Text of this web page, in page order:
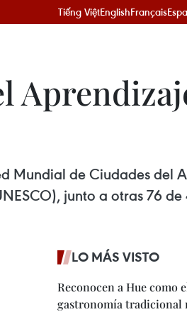
Tiếng ViệtEnglishFrançais
Mundial de Ciudades del
junto a otras 76 de
LO MÁS VISTO
Reconocen a Hue como
gastronomía tradicional